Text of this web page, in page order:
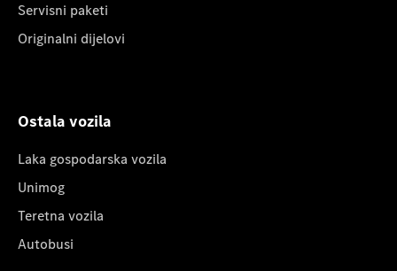
Servisni paketi
Originalni dijelovi
Ostala vozila
Laka gospodarska vozila
Unimog
Teretna vozila
Autobusi